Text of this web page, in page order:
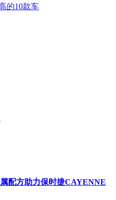
的10款车
配方助力保时捷CAYENNE